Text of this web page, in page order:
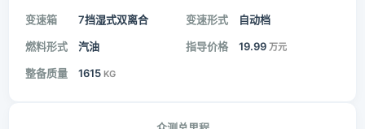
变速箱 7挡湿式双离合 变速形式 自动档
燃料形式 汽油 指导价格 19.99 万元
整备质量 1615 KG